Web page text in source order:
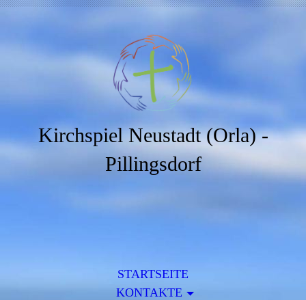
Kirchspiel Neustadt (Orla) -
Pillingsdorf
STARTSEITE
KONTAKTE